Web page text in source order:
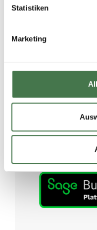
Statistiken
Marketing
Erfolgreiche IT-
aus Expertise und
unser